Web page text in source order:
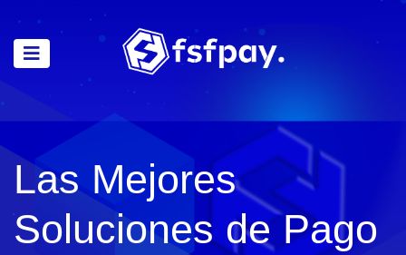
Las Mejores
Soluciones de Pago